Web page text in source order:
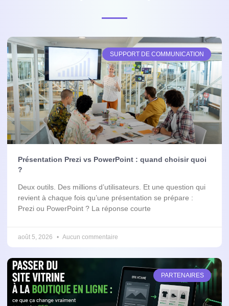
SUPPORT DE COMMUNICATION
Présentation Prezi vs PowerPoint : quand choisir quoi
?
Deux outils. Des millions d’utilisateurs. Et une question qui
revient à chaque fois qu’une présentation se prépare :
Prezi ou PowerPoint ? La réponse courte
août 5, 2026 Aucun commentaire
PARTENAIRES